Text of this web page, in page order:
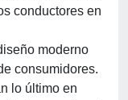
conductores en
moderno
consumidores.
lo último en